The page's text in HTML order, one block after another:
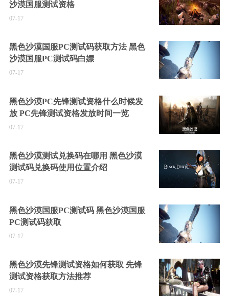
沙漠国服测试资格
07-17
黑色沙漠国服PC测试码获取方法 黑色
沙漠国服PC测试码白嫖
07-17
黑色沙漠PC先锋测试资格什么时候发
放 PC先锋测试资格发放时间一览
07-17
黑色沙漠测试兑换码在哪用 黑色沙漠
测试码兑换码使用位置介绍
07-17
黑色沙漠国服PC测试码 黑色沙漠国服
PC测试码获取
07-17
黑色沙漠先锋测试资格如何获取 先锋
测试资格获取方法推荐
07-17